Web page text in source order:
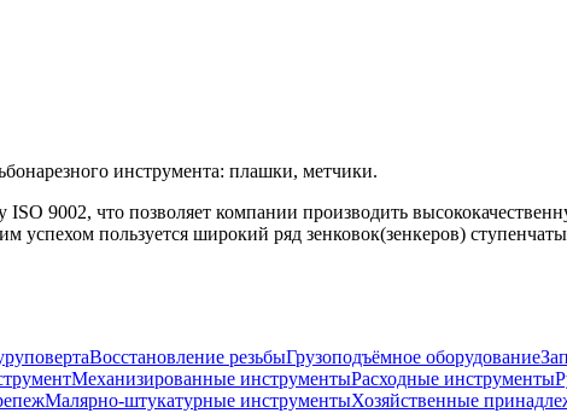
инструмента: плашки, метчики.
9002, что позволяет компании производить
успехом пользуется широкий ряд зенковок(зенкеров)
Восстановление резьбыГрузоподъёмное оборудование
Механизированные инструментыРасходные инструменты
Малярно-штукатурные инструментыХозяйственные